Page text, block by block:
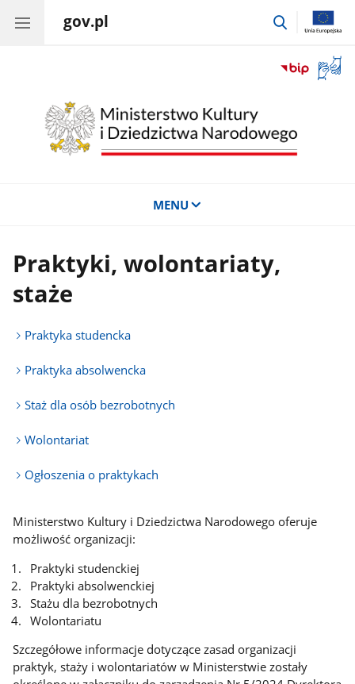
gov.pl
przejdź
okno
MENU
Praktyki, wolontariaty,
staże
Praktyka studencka
Praktyka absolwencka
Staż dla osób bezrobotnych
Wolontariat
Ogłoszenia o praktykach
Ministerstwo Kultury i Dziedzictwa Narodowego oferuje
możliwość organizacji:
Praktyki studenckiej
Praktyki absolwenckiej
Stażu dla bezrobotnych
Wolontariatu
Szczegółowe informacje dotyczące zasad organizacji
praktyk, staży i wolontariatów w Ministerstwie zostały